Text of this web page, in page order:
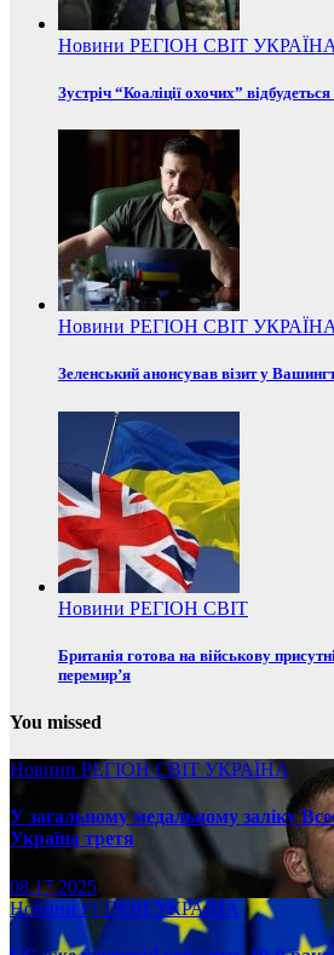
Новини РЕГІОН СВІТ УКРАЇНА
Зустріч “Коаліції охочих”
Новини РЕГІОН СВІТ УКРАЇНА
Зеленський анонсував візит у
Новини РЕГІОН СВІТ
Британія готова на військову
перемир’я
You missed
Новини РЕГІОНСВІТ УКРАЇНА
У загальному медальному заліку
Україна третя
08.17.2025
НовиниРЕГІОН УКРАЇНА